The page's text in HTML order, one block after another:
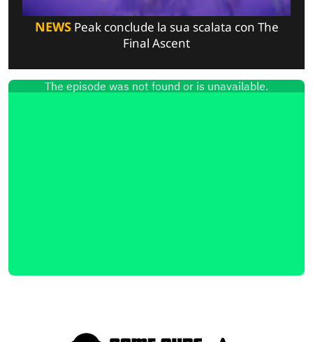
NEWSPeak conclude la sua scalata con The
Final Ascent